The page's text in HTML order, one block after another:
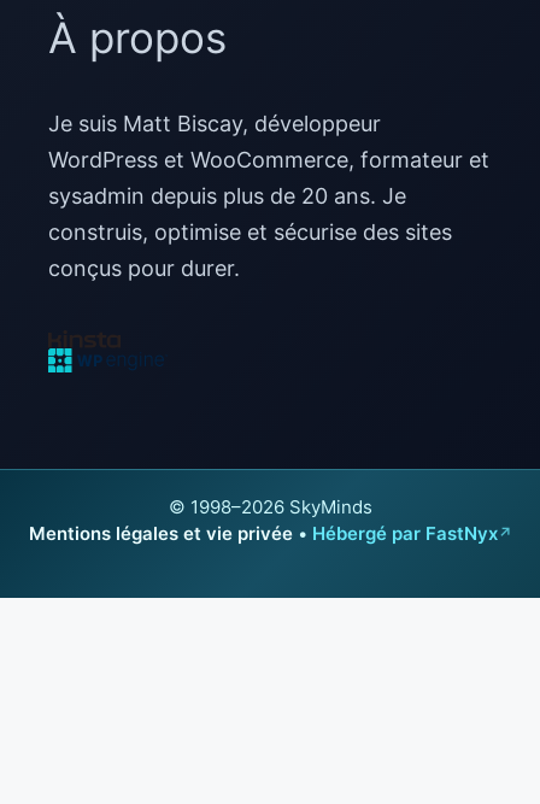
À propos
Je suis Matt Biscay, développeur
WordPress et WooCommerce, formateur et
sysadmin depuis plus de 20 ans. Je
construis, optimise et sécurise des sites
conçus pour durer.
© 1998–2026 SkyMinds
Mentions légales et vie privée • Hébergé par FastNyx